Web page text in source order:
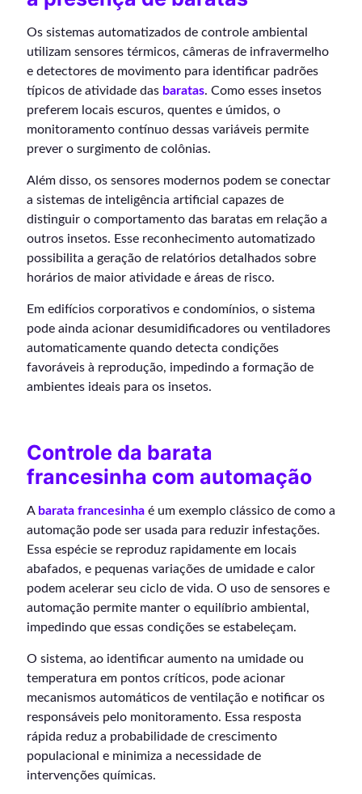
Os sistemas automatizados de controle ambiental
utilizam sensores térmicos, câmeras de infravermelho
e detectores de movimento para identificar padrões
típicos de atividade das baratas. Como esses insetos
preferem locais escuros, quentes e úmidos, o
monitoramento contínuo dessas variáveis permite
prever o surgimento de colônias.
Além disso, os sensores modernos podem se conectar
a sistemas de inteligência artificial capazes de
distinguir o comportamento das baratas em relação a
outros insetos. Esse reconhecimento automatizado
possibilita a geração de relatórios detalhados sobre
horários de maior atividade e áreas de risco.
Em edifícios corporativos e condomínios, o sistema
pode ainda acionar desumidificadores ou ventiladores
automaticamente quando detecta condições
favoráveis à reprodução, impedindo a formação de
ambientes ideais para os insetos.
Controle da barata
francesinha com automação
A barata francesinha é um exemplo clássico de como a
automação pode ser usada para reduzir infestações.
Essa espécie se reproduz rapidamente em locais
abafados, e pequenas variações de umidade e calor
podem acelerar seu ciclo de vida. O uso de sensores e
automação permite manter o equilíbrio ambiental,
impedindo que essas condições se estabeleçam.
O sistema, ao identificar aumento na umidade ou
temperatura em pontos críticos, pode acionar
mecanismos automáticos de ventilação e notificar os
responsáveis pelo monitoramento. Essa resposta
rápida reduz a probabilidade de crescimento
populacional e minimiza a necessidade de
intervenções químicas.